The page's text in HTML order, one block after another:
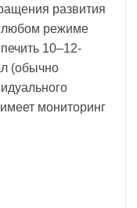
развития
любом режиме
10–12-
(обычно
мониторинг